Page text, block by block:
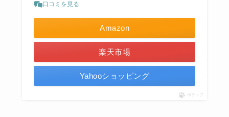
口コミを見る
Amazon
楽天市場
Yahooショッピング
ポチップ